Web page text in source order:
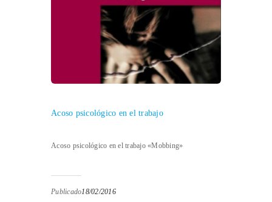
Acoso psicológico en el trabajo
Acoso psicológico en el trabajo «Mobbing»
Publicado18/02/2016